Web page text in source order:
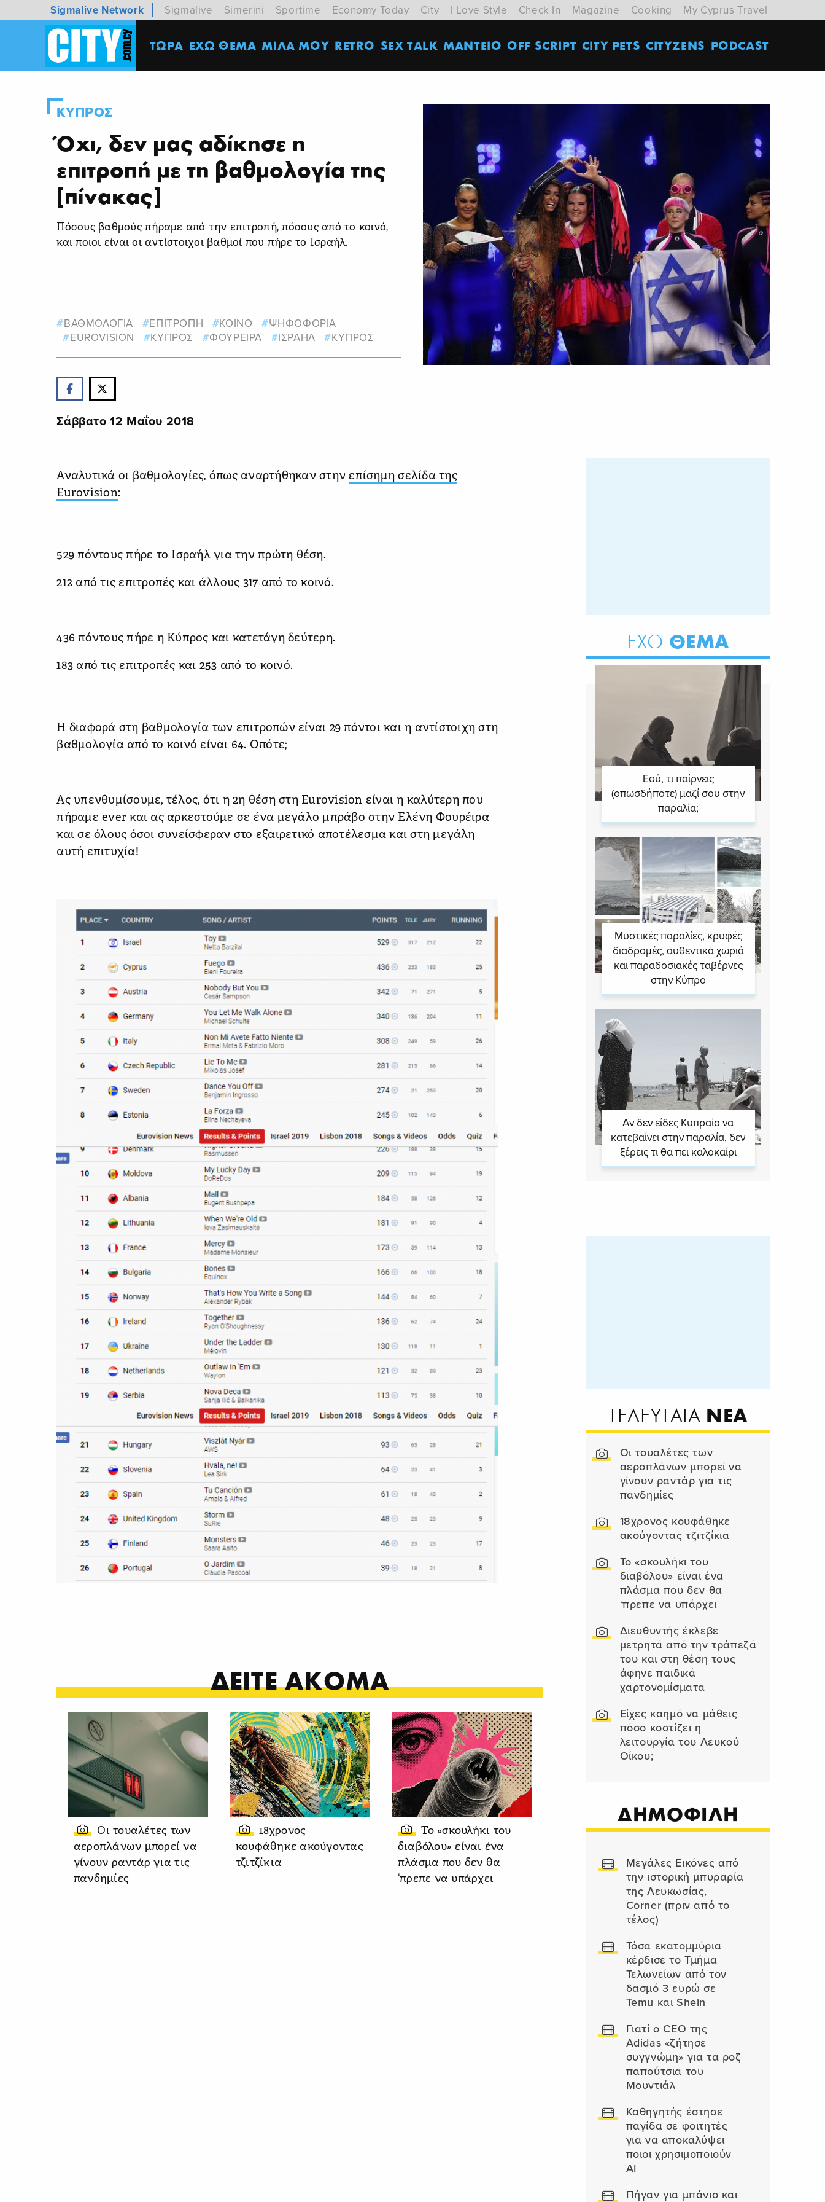
Sigmalive Network Sigmalive Simerini Sportime Economy Today City I Love Style Check In Magazine Cooking My Cyprus Travel
ΤΩΡΑ ΕΧΩ ΘΕΜΑ MΙΛΑ ΜΟΥ RETRO SEX TALK ΜΑΝΤΕΙΟ OFF SCRIPT CITY PETS CITYZENS PODCAST
ΚΥΠΡΟΣ
Όχι, δεν μας αδίκησε η
επιτροπή με τη βαθμολογία της
[πίνακας]
Πόσους βαθμούς πήραμε από την επιτροπή, πόσους από το κοινό,
και ποιοι είναι οι αντίστοιχοι βαθμοί που πήρε το Ισραήλ.
ΒΑΘΜΟΛΟΓΙΑ ΕΠΙΤΡΟΠΗ ΚΟΙΝΟ
ΨΗΦΟΦΟΡΙΑ
EUROVISION
ΚΥΠΡΟΣ ΦΟΥΡΕΙΡΑ ΙΣΡΑΗΛ ΚΥΠΡΟΣ
Σάββατο 12 Μαΐου 2018
Αναλυτικά οι βαθμολογίες, όπως αναρτήθηκαν στηνεπίσημη σελίδα της
Eurovision:
529 πόντους πήρε το Ισραήλ για την πρώτη θέση.
212 από τις επιτροπές και άλλους 317 από το κοινό.
436 πόντους πήρε η Κύπρος και κατετάγη δεύτερη.
183 από τις επιτροπές και 253 από το κοινό.
Η διαφορά στη βαθμολογία των επιτροπών είναι 29 πόντοι και η αντίστοιχη στη
βαθμολογία από το κοινό είναι 64. Οπότε;
Ας υπενθυμίσουμε, τέλος, ότι η 2η θέση στη Eurovision είναι η καλύτερη που
πήραμε ever και ας αρκεστούμε σε ένα μεγάλο μπράβο στην Ελένη Φουρέιρα
και σε όλους όσοι συνείσφεραν στο εξαιρετικό αποτέλεσμα και στη μεγάλη
αυτή επιτυχία!
ΔΕΙΤΕ ΑΚΟΜΑ
Οι τουαλέτες των
αεροπλάνων μπορεί να
γίνουν ραντάρ για τις
πανδημίες
18χρονος
κουφάθηκε ακούγοντας
τζιτζίκια
Το «σκουλήκι του
διαβόλου» είναι ένα
πλάσμα που δεν θα
‘πρεπε να υπάρχει
ΕΧΩ ΘΕΜΑ
Εσύ, τι παίρνεις
(οπωσδήποτε) μαζί σου στην
παραλία;
Μυστικές παραλίες, κρυφές
διαδρομές, αυθεντικά χωριά
και παραδοσιακές ταβέρνες
στην Κύπρο
Αν δεν είδες Κυπραίο να
κατεβαίνει στην παραλία, δεν
ξέρεις τι θα πει καλοκαίρι
ΤΕΛΕΥΤΑΙΑ ΝΕΑ
Οι τουαλέτες των
αεροπλάνων μπορεί να
γίνουν ραντάρ για τις
πανδημίες
18χρονος κουφάθηκε
ακούγοντας τζιτζίκια
Το «σκουλήκι του
διαβόλου» είναι ένα
πλάσμα που δεν θα
‘πρεπε να υπάρχει
Διευθυντής έκλεβε
μετρητά από την τράπεζά
του και στη θέση τους
άφηνε παιδικά
χαρτονομίσματα
Είχες καημό να μάθεις
πόσο κοστίζει η
λειτουργία του Λευκού
Οίκου;
ΔΗΜΟΦΙΛΗ
Μεγάλες Εικόνες από
την ιστορική μπυραρία
της Λευκωσίας,
Corner (πριν από το
τέλος)
Τόσα εκατομμύρια
κέρδισε το Τμήμα
Τελωνείων από τον
δασμό 3 ευρώ σε
Temu και Shein
Γιατί ο CEO της
Adidas «ζήτησε
συγγνώμη» για τα ροζ
παπούτσια του
Μουντιάλ
Καθηγητής έστησε
παγίδα σε φοιτητές
για να αποκαλύψει
ποιοι χρησιμοποιούν
AI
Πήγαν για μπάνιο και